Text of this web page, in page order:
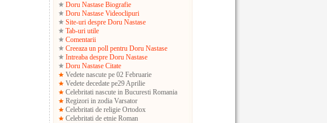
Doru Nastase Biografie
Doru Nastase Videoclipuri
Site-uri despre Doru Nastase
Tab-uri utile
Comentarii
Creeaza un poll pentru Doru Nastase
Intreaba despre Doru Nastase
Doru Nastase Citate
Vedete nascute pe 02 Februarie
Vedete decedate pe29 Aprilie
Celebritati nascute in Bucuresti Romania
Regizori in zodia Varsator
Celebritati de religie Ortodox
Celebritati de etnie Roman